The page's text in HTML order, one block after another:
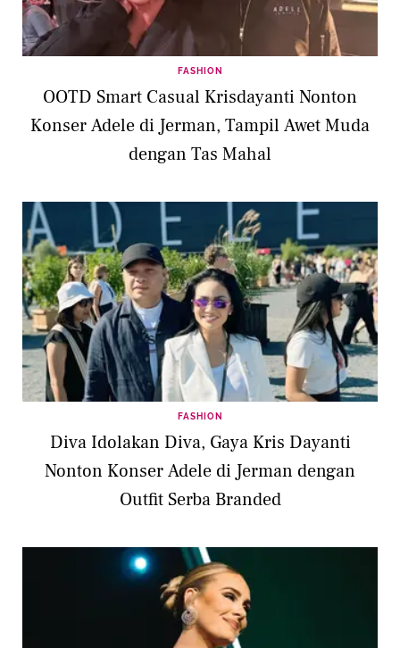
FASHION
OOTD Smart Casual Krisdayanti Nonton
Konser Adele di Jerman, Tampil Awet Muda
dengan Tas Mahal
FASHION
Diva Idolakan Diva, Gaya Kris Dayanti
Nonton Konser Adele di Jerman dengan
Outfit Serba Branded